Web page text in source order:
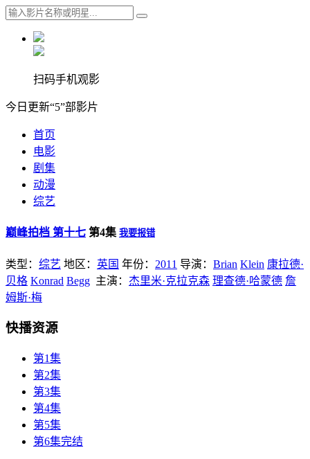
扫码手机观影
今日更新“5”部影片
首页
电影
剧集
动漫
综艺
巅峰拍档 第十七 第4集 我要报错
类型： 综艺 地区： 英国 年份： 2011 导演： Brian Klein 康拉德·
贝格 Konrad Begg 主演： 杰里米·克拉克森 理查德·哈蒙德 詹
姆斯·梅
快播资源
第1集
第2集
第3集
第4集
第5集
第6集完结